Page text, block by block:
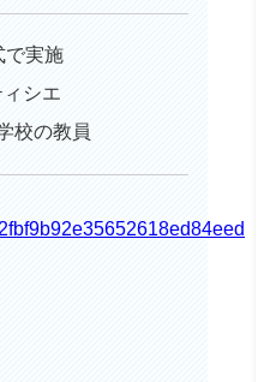
で実施
シエ
校の教員